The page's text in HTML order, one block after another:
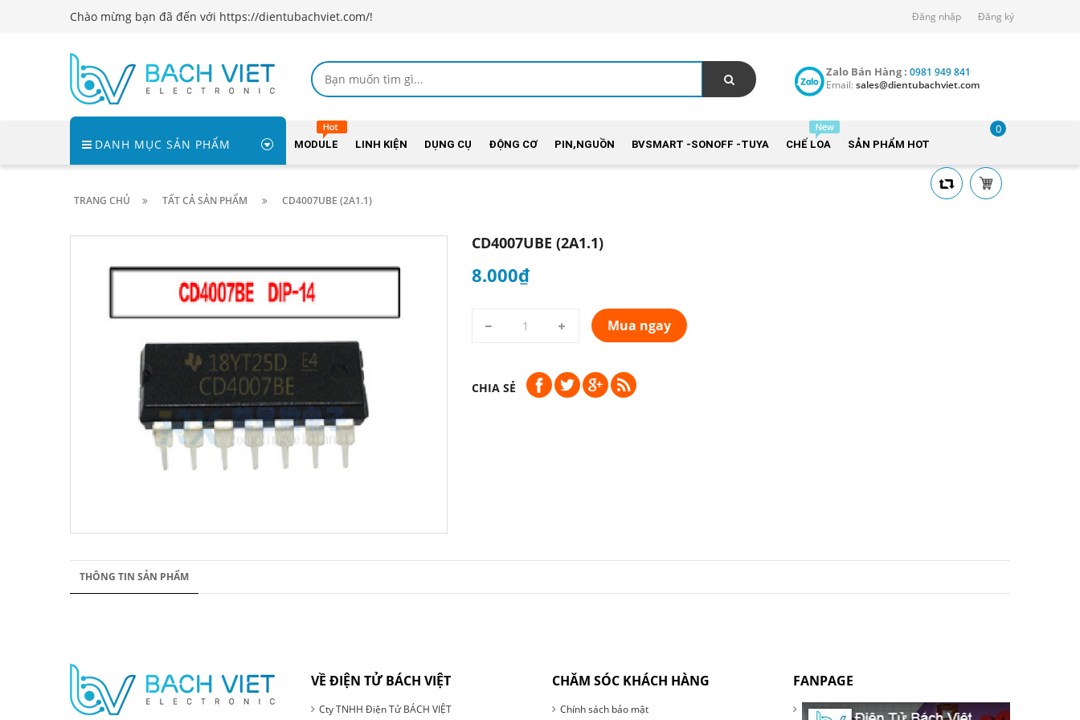
Chào mừng bạn đã đến với https://dientubachviet.com/! Đăng nhập Đăng ký
Zalo Bán Hàng : 0981 949 841
Email: sales@dientubachviet.com
DANH MỤC SẢN PHẨM MODULE LINH KIỆN DỤNG CỤ ĐỘNG CƠ PIN,NGUỒN BVSMART -SONOFF -TUYA CHẾ LOA SẢN PHẨM HOT
0
TRANG CHỦ TẤT CẢ SẢN PHẨM CD4007UBE (2A1.1)
CD4007UBE (2A1.1)
8.000₫
Mua ngay
CHIA SẺ
THÔNG TIN SẢN PHẨM
VỀ ĐIỆN TỬ BÁCH VIỆT
Cty TNHH Điện Tử BÁCH VIỆT
CHĂM SÓC KHÁCH HÀNG
Chính sách bảo mật
FANPAGE